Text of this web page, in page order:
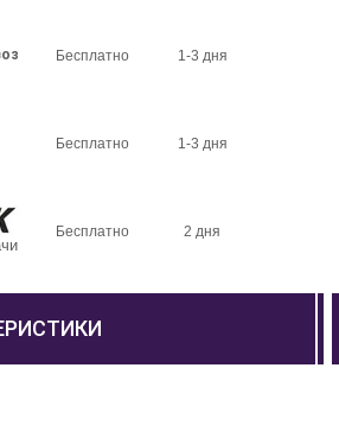
Бесплатно 1-3 дня
Бесплатно 1-3 дня
Бесплатно 2 дня